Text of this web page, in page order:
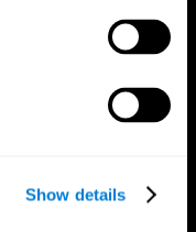
Show details